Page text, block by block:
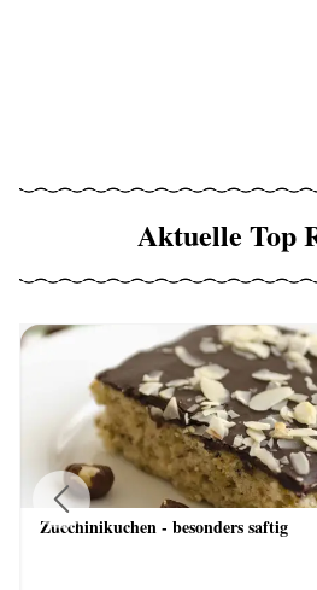
Aktuelle Top
Zucchinikuchen - besonders saftig
Previous